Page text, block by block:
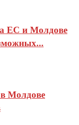
ЕС и Молдове
Молдове